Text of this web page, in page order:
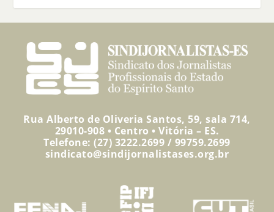
Rua Alberto de Oliveria Santos, 59, sala 714,
29010-908 • Centro • Vitória – ES.
Telefone: (27) 3222.2699 / 99759.2699
sindicato@sindijornalistases.org.br